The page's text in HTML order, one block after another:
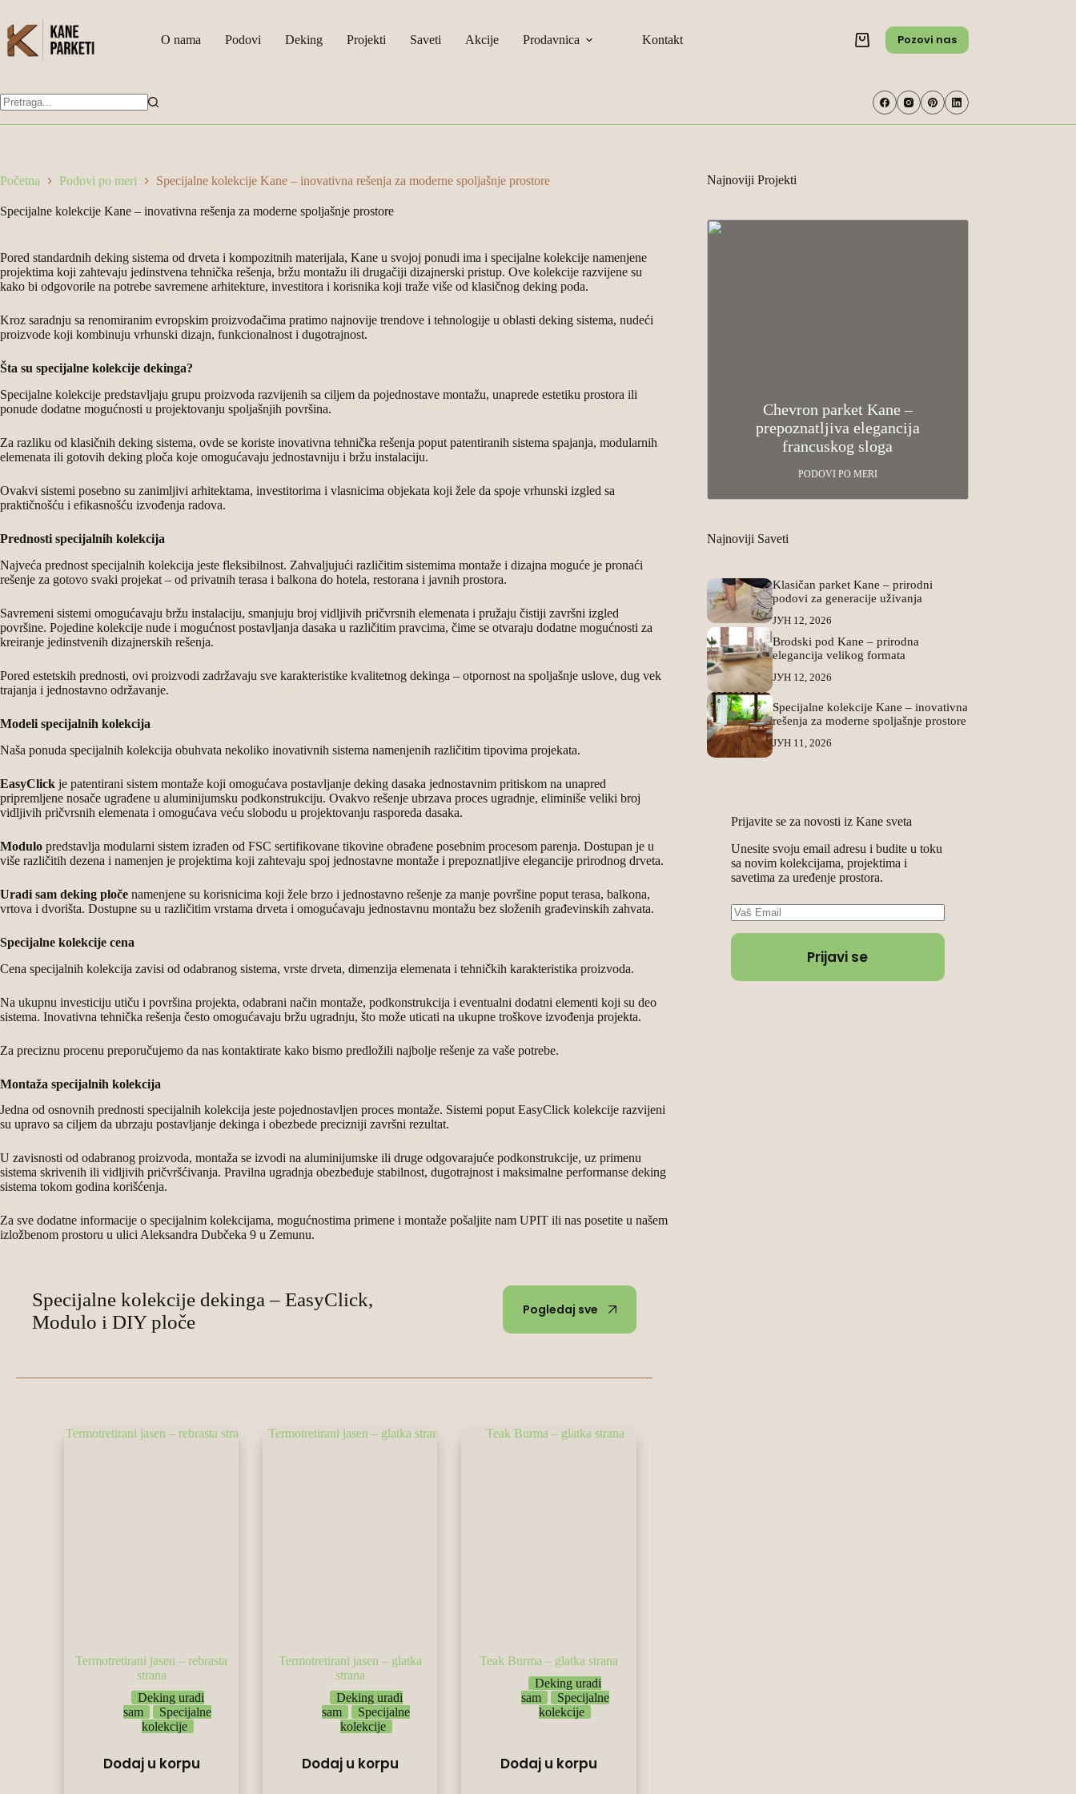
content
O nama Podovi Deking Projekti Saveti Akcije Prodavnica Kontakt
ShoppingPozovi nas
Početna Podovi po meri Specijalne kolekcije Kane – inovativna rešenja za moderne spoljašnje prostore
Specijalne kolekcije Kane – inovativna rešenja za moderne spoljašnje prostore
Pored standardnih deking sistema od drveta i kompozitnih materijala, Kane u svojoj ponudi ima i specijalne kolekcije namenjene
projektima koji zahtevaju jedinstvena tehnička rešenja, bržu montažu ili drugačiji dizajnerski pristup. Ove kolekcije razvijene su
kako bi odgovorile na potrebe savremene arhitekture, investitora i korisnika koji traže više od klasičnog deking poda.
Kroz saradnju sa renomiranim evropskim proizvođačima pratimo najnovije trendove i tehnologije u oblasti deking sistema, nudeći
proizvode koji kombinuju vrhunski dizajn, funkcionalnost i dugotrajnost.
Šta su specijalne kolekcije dekinga?
Specijalne kolekcije predstavljaju grupu proizvoda razvijenih sa ciljem da pojednostave montažu, unaprede estetiku prostora ili
ponude dodatne mogućnosti u projektovanju spoljašnjih površina.
Za razliku od klasičnih deking sistema, ovde se koriste inovativna tehnička rešenja poput patentiranih sistema spajanja, modularnih
elemenata ili gotovih deking ploča koje omogućavaju jednostavniju i bržu instalaciju.
Ovakvi sistemi posebno su zanimljivi arhitektama, investitorima i vlasnicima objekata koji žele da spoje vrhunski izgled sa
praktičnošću i efikasnošću izvođenja radova.
Prednosti specijalnih kolekcija
Najveća prednost specijalnih kolekcija jeste fleksibilnost. Zahvaljujući različitim sistemima montaže i dizajna moguće je pronaći
rešenje za gotovo svaki projekat – od privatnih terasa i balkona do hotela, restorana i javnih prostora.
Savremeni sistemi omogućavaju bržu instalaciju, smanjuju broj vidljivih pričvrsnih elemenata i pružaju čistiji završni izgled
površine. Pojedine kolekcije nude i mogućnost postavljanja dasaka u različitim pravcima, čime se otvaraju dodatne mogućnosti za
kreiranje jedinstvenih dizajnerskih rešenja.
Pored estetskih prednosti, ovi proizvodi zadržavaju sve karakteristike kvalitetnog dekinga – otpornost na spoljašnje uslove, dug vek
trajanja i jednostavno održavanje.
Modeli specijalnih kolekcija
Naša ponuda specijalnih kolekcija obuhvata nekoliko inovativnih sistema namenjenih različitim tipovima projekata.
EasyClick je patentirani sistem montaže koji omogućava postavljanje deking dasaka jednostavnim pritiskom na unapred
pripremljene nosače ugrađene u aluminijumsku podkonstrukciju. Ovakvo rešenje ubrzava proces ugradnje, eliminiše veliki broj
vidljivih pričvrsnih elemenata i omogućava veću slobodu u projektovanju rasporeda dasaka.
Modulo predstavlja modularni sistem izrađen od FSC sertifikovane tikovine obrađene posebnim procesom parenja. Dostupan je u
više različitih dezena i namenjen je projektima koji zahtevaju spoj jednostavne montaže i prepoznatljive elegancije prirodnog drveta.
Uradi sam deking ploče namenjene su korisnicima koji žele brzo i jednostavno rešenje za manje površine poput terasa, balkona,
vrtova i dvorišta. Dostupne su u različitim vrstama drveta i omogućavaju jednostavnu montažu bez složenih građevinskih zahvata.
Specijalne kolekcije cena
Cena specijalnih kolekcija zavisi od odabranog sistema, vrste drveta, dimenzija elemenata i tehničkih karakteristika proizvoda.
Na ukupnu investiciju utiču i površina projekta, odabrani način montaže, podkonstrukcija i eventualni dodatni elementi koji su deo
sistema. Inovativna tehnička rešenja često omogućavaju bržu ugradnju, što može uticati na ukupne troškove izvođenja projekta.
Za preciznu procenu preporučujemo da nas kontaktirate kako bismo predložili najbolje rešenje za vaše potrebe.
Montaža specijalnih kolekcija
Jedna od osnovnih prednosti specijalnih kolekcija jeste pojednostavljen proces montaže. Sistemi poput EasyClick kolekcije razvijeni
su upravo sa ciljem da ubrzaju postavljanje dekinga i obezbede precizniji završni rezultat.
U zavisnosti od odabranog proizvoda, montaža se izvodi na aluminijumske ili druge odgovarajuće podkonstrukcije, uz primenu
sistema skrivenih ili vidljivih pričvršćivanja. Pravilna ugradnja obezbeđuje stabilnost, dugotrajnost i maksimalne performanse deking
sistema tokom godina korišćenja.
Za sve dodatne informacije o specijalnim kolekcijama, mogućnostima primene i montaže pošaljite nam UPIT ili nas posetite u našem
izložbenom prostoru u ulici Aleksandra Dubčeka 9 u Zemunu.
Specijalne kolekcije dekinga – EasyClick,
Modulo i DIY ploče
Pogledaj sve
Termotretirani jasen – rebrasta
strana
Deking uradi
sam
Specijalne
kolekcije
Dodaj u korpu
Termotretirani jasen – glatka
strana
Deking uradi
sam
Specijalne
kolekcije
Dodaj u korpu
Teak Burma – glatka strana
Deking uradi
sam
Specijalne
kolekcije
Dodaj u korpu
Najnoviji Projekti
Chevron parket Kane –
prepoznatljiva elegancija
francuskog sloga
PODOVI PO MERI
Najnoviji Saveti
Klasičan parket Kane – prirodni
podovi za generacije uživanja
ЈУН 12, 2026
Brodski pod Kane – prirodna
elegancija velikog formata
ЈУН 12, 2026
Specijalne kolekcije Kane – inovativna
rešenja za moderne spoljašnje prostore
ЈУН 11, 2026
Prijavite se za novosti iz Kane sveta
Unesite svoju email adresu i budite u toku
sa novim kolekcijama, projektima i
savetima za uređenje prostora.
Prijavi se